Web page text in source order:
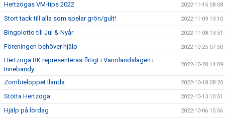
Hertzögas VM-tips 2022 2022-11-15 08:08
Stort tack till alla som spelar grön/gult! 2022-11-09 13:10
Bingolotto till Jul & Nyår 2022-11-08 13:51
Föreningen behöver hjälp 2022-10-25 07:50
Hertzöga BK representeras flitigt i Värmlandslagen i
Innebandy
2022-10-20 14:09
Zombieloppet Ilanda 2022-10-18 08:20
Stötta Hertzöga 2022-10-13 10:51
Hjälp på lördag 2022-10-06 15:56